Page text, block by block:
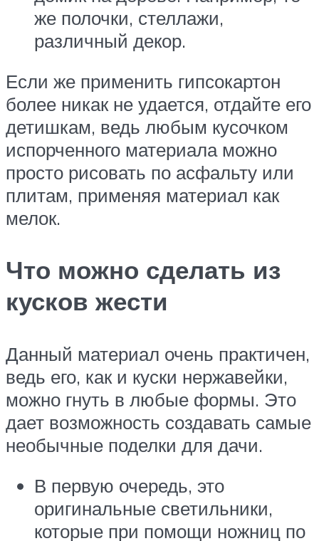
же полочки, стеллажи,
различный декор.
Если же применить гипсокартон
более никак не удается, отдайте его
детишкам, ведь любым кусочком
испорченного материала можно
просто рисовать по асфальту или
плитам, применяя материал как
мелок.
Что можно сделать из
кусков жести
Данный материал очень практичен,
ведь его, как и куски нержавейки,
можно гнуть в любые формы. Это
дает возможность создавать самые
необычные поделки для дачи.
В первую очередь, это
оригинальные светильники,
которые при помощи ножниц по